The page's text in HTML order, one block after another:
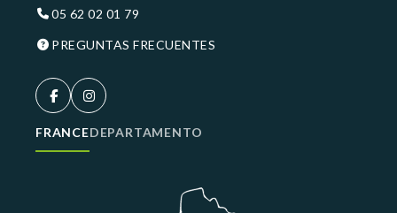
05 62 02 01 79
PREGUNTAS FRECUENTES
FRANCEDEPARTAMENTO